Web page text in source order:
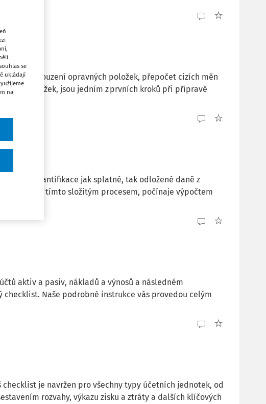
posouzení opravných položek, přepočet cizích měn
položek, jsou jedním z prvních kroků při přípravě
tedy kvantifikace jak splatné, tak odložené daně z
tímto složitým procesem, počínaje výpočtem
aktiv a pasiv, nákladů a výnosů a následném
Naše podrobné instrukce vás provedou celým
je navržen pro všechny typy účetních jednotek, od
rozvahy, výkazu zisku a ztráty a dalších klíčových
se
ukládají
na